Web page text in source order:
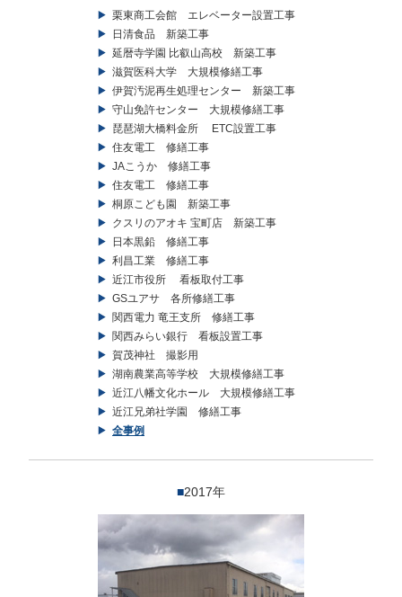
栗東商工会館 エレベーター設置工事
日清食品 新築工事
延暦寺学園 比叡山高校 新築工事
滋賀医科大学 大規模修繕工事
伊賀汚泥再生処理センター 新築工事
守山免許センター 大規模修繕工事
琵琶湖大橋料金所 ETC設置工事
住友電工 修繕工事
JAこうか 修繕工事
住友電工 修繕工事
桐原こども園 新築工事
クスリのアオキ 宝町店 新築工事
日本黒鉛 修繕工事
利昌工業 修繕工事
近江市役所 看板取付工事
GSユアサ 各所修繕工事
関西電力 竜王支所 修繕工事
関西みらい銀行 看板設置工事
賀茂神社 撮影用
湖南農業高等学校 大規模修繕工事
近江八幡文化ホール 大規模修繕工事
近江兄弟社学園 修繕工事
全事例
■2017年